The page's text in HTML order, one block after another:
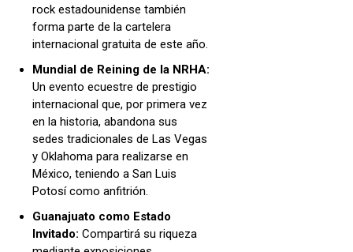
rock estadounidense también
forma parte de la cartelera
internacional gratuita de este año.
Mundial de Reining de la NRHA:
Un evento ecuestre de prestigio
internacional que, por primera vez
en la historia, abandona sus
sedes tradicionales de Las Vegas
y Oklahoma para realizarse en
México, teniendo a San Luis
Potosí como anfitrión.
Guanajuato como Estado
Invitado: Compartirá su riqueza